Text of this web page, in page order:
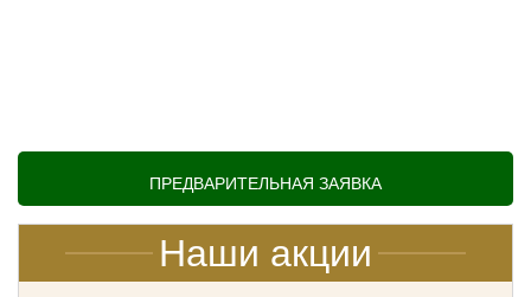
ПРЕДВАРИТЕЛЬНАЯ ЗАЯВКА
Наши акции
которые сопровождают молодых, в ЗАГС и различные
памятные места. Если количество гостей не очень
велико, то закажите свадебный микроавтобус вместо